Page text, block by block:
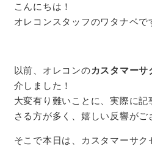
こんにちは！
オレコンスタッフのワタナベで
以前、オレコンのカスタマーサ
介しました！
大変有り難いことに、実際に
さる方が多く、嬉しい反響がご
そこで本日は、カスタマーサク